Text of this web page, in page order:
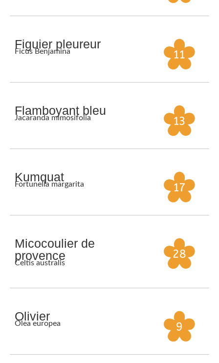
Figuier pleureur
Ficus Benjamina
Flamboyant bleu
Jacaranda mimosifolia
Kumquat
Fortunella margarita
Micocoulier de
provence
Celtis australis
Olivier
Olea europea